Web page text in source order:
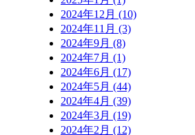
2024年12月 (10)
2024年11月 (3)
2024年9月 (8)
2024年7月 (1)
2024年6月 (17)
2024年5月 (44)
2024年4月 (39)
2024年3月 (19)
2024年2月 (12)